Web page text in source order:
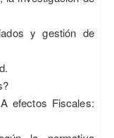
y gestión de
efectos Fiscales: